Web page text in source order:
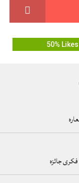
50% Likes
جائزہ